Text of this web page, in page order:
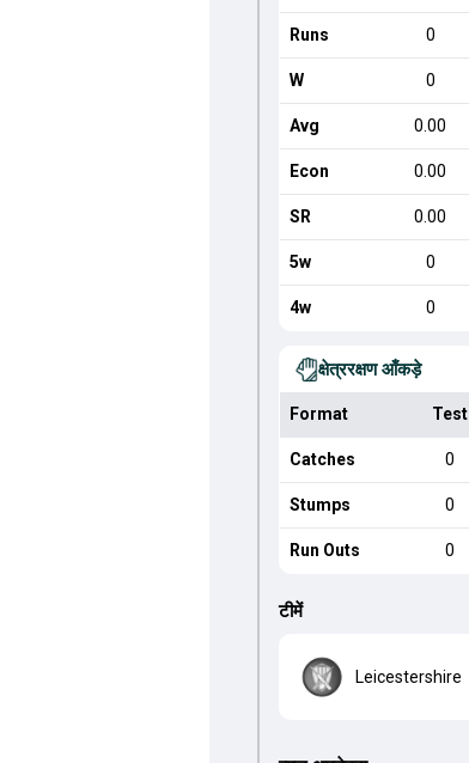
Runs 0
W 0
Avg 0.00
Econ 0.00
SR 0.00
5w 0
4w 0
क्षेत्ररक्षण आँकड़े
Format Test
Catches 0
Stumps 0
Run Outs 0
टीमें
Leicestershire